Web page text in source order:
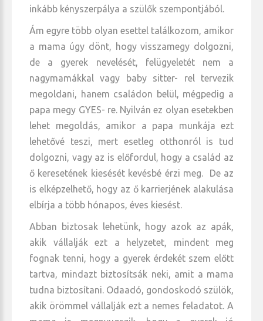
inkább kényszerpálya a szülők szempontjából.
Ám egyre több olyan esettel találkozom, amikor
a mama úgy dönt, hogy visszamegy dolgozni,
de a gyerek nevelését, felügyeletét nem a
nagymamákkal vagy baby sitter- rel tervezik
megoldani, hanem családon belül, mégpedig a
papa megy GYES- re. Nyilván ez olyan esetekben
lehet megoldás, amikor a papa munkája ezt
lehetővé teszi, mert esetleg otthonról is tud
dolgozni, vagy az is előfordul, hogy a család az
ő keresetének kiesését kevésbé érzi meg. De az
is elképzelhető, hogy az ő karrierjének alakulása
elbírja a több hónapos, éves kiesést.
Abban biztosak lehetünk, hogy azok az apák,
akik vállalják ezt a helyzetet, mindent meg
fognak tenni, hogy a gyerek érdekét szem előtt
tartva, mindazt biztosítsák neki, amit a mama
tudna biztosítani. Odaadó, gondoskodó szülök,
akik örömmel vállalják ezt a nemes feladatot. A